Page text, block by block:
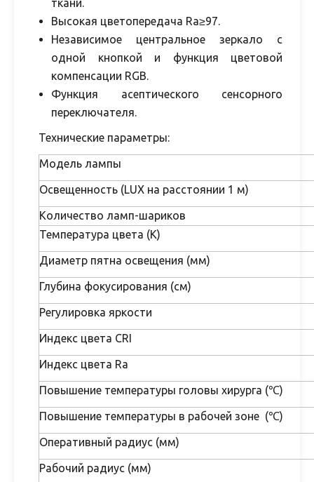
ткани.
Высокая цветопередача Ra≥97.
Независимое центральное зеркало с
одной кнопкой и функция цветовой
компенсации RGB.
Функция асептического сенсорного
переключателя.
Технические параметры:
Модель лампы
Освещенность (LUX на расстоянии 1 м)
Количество ламп-шариков
Температура цвета (К)
Диаметр пятна освещения (мм)
Глубина фокусирования (см)
Регулировка яркости
Индекс цвета CRI
Индекс цвета Ra
Повышение температуры головы хирурга (℃)
Повышение температуры в рабочей зоне (℃)
Оперативный радиус (мм)
Рабочий радиус (мм)